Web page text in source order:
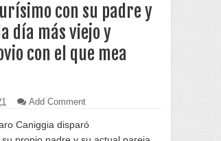
con su padre y
día más viejo y
con el que mea
Add Comment
Caniggia disparó